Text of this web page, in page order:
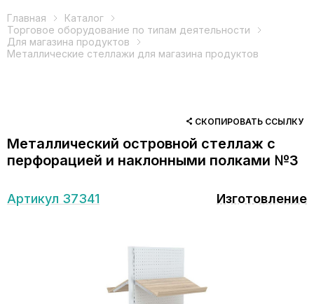
Главная
Каталог
Торговое оборудование по типам деятельности
Для магазина продуктов
Металлические стеллажи для магазина продуктов
СКОПИРОВАТЬ ССЫЛКУ
Металлический островной стеллаж с
перфорацией и наклонными полками №3
Артикул 37341 Изготовление